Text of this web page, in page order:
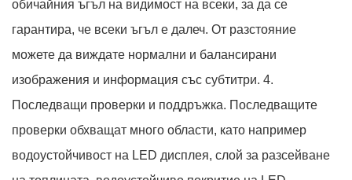
обичайния ъгъл на видимост на всеки, за да се
гарантира, че всеки ъгъл е далеч. От разстояние
можете да виждате нормални и балансирани
изображения и информация със субтитри. 4.
Последващи проверки и поддръжка. Последващите
проверки обхващат много области, като например
водоустойчивост на LED дисплея, слой за разсейване